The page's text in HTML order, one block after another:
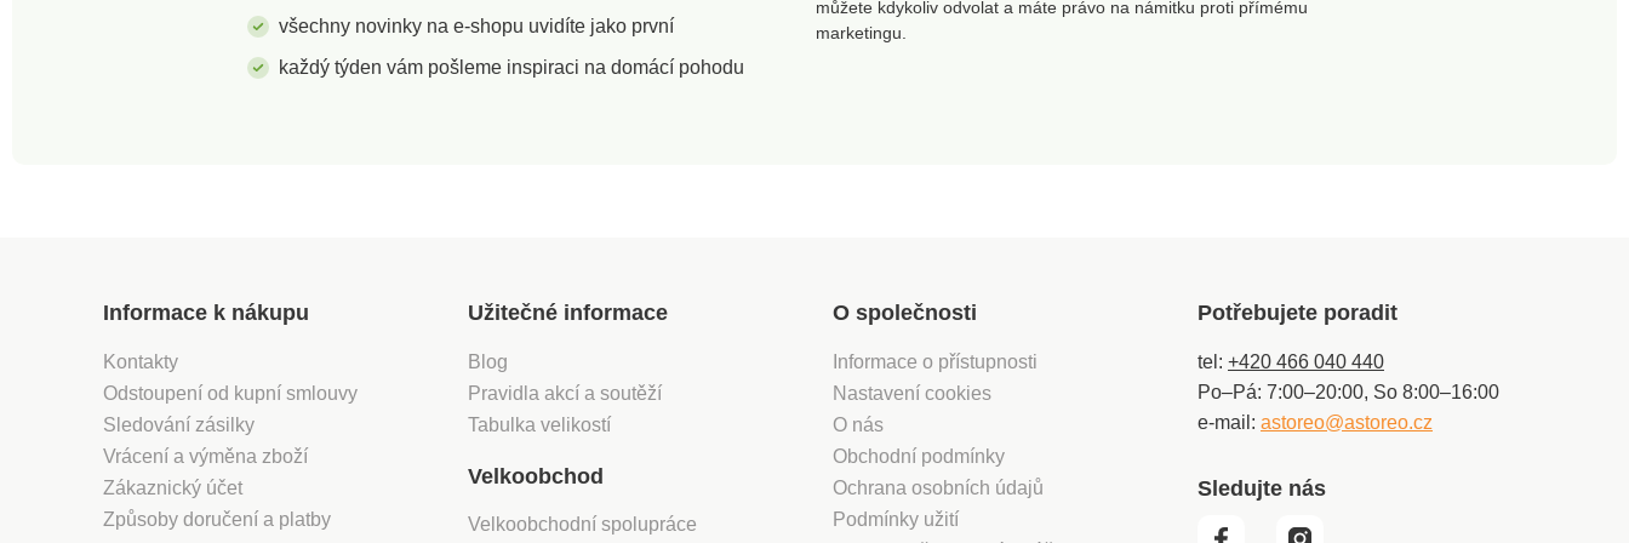
všechny novinky na e-shopu uvidíte jako první
každý týden vám pošleme inspiraci na domácí pohodu
můžete kdykoliv odvolat a máte právo na námitku proti přímému
marketingu.
Informace k nákupu
Kontakty
Odstoupení od kupní smlouvy
Sledování zásilky
Vrácení a výměna zboží
Zákaznický účet
Způsoby doručení a platby
Užitečné informace
Blog
Pravidla akcí a soutěží
Tabulka velikostí
Velkoobchod
Velkoobchodní spolupráce
O společnosti
Informace o přístupnosti
Nastavení cookies
O nás
Obchodní podmínky
Ochrana osobních údajů
Podmínky užití
Potřebujete poradit
tel: +420 466 040 440
Po–Pá: 7:00–20:00, So 8:00–16:00
e-mail: astoreo@astoreo.cz
Sledujte nás